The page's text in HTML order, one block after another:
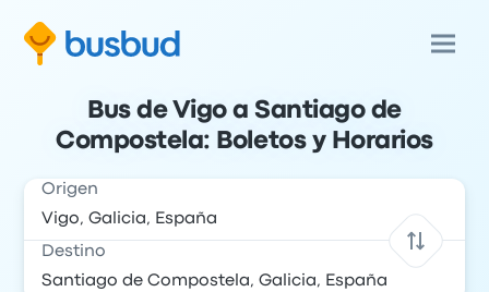
Bus de Vigo a Santiago de
Compostela: Boletos y Horarios
Origen
Destino